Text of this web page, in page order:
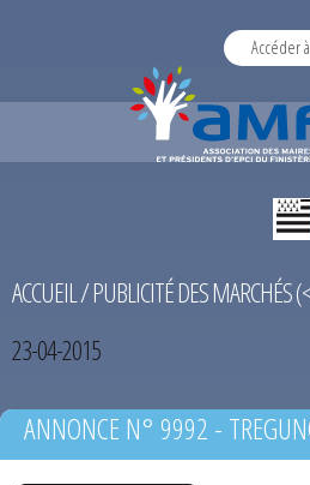
Accéder
ACCUEIL/PUBLICITÉ DES MARCHÉS
23-04-2015
ANNONCE N° 9992 -